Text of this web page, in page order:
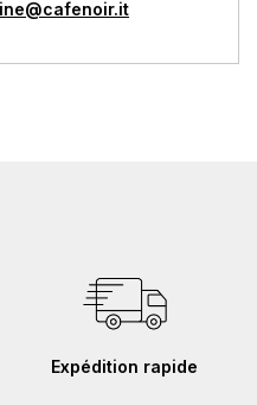
Expédition rapide